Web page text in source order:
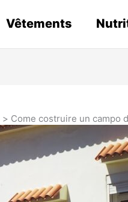
Vêtements
Come costruire un campo